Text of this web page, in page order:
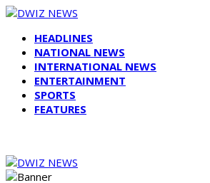
HEADLINES
NATIONAL NEWS
INTERNATIONAL NEWS
ENTERTAINMENT
SPORTS
FEATURES